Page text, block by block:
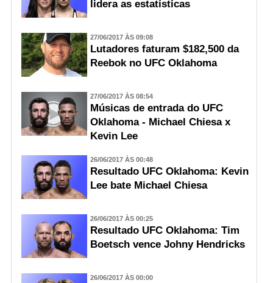
lidera as estatísticas
27/06/2017 ÀS 09:08
Lutadores faturam $182,500 da
Reebok no UFC Oklahoma
27/06/2017 ÀS 08:54
Músicas de entrada do UFC
Oklahoma - Michael Chiesa x
Kevin Lee
26/06/2017 ÀS 00:48
Resultado UFC Oklahoma: Kevin
Lee bate Michael Chiesa
26/06/2017 ÀS 00:25
Resultado UFC Oklahoma: Tim
Boetsch vence Johny Hendricks
26/06/2017 ÀS 00:00